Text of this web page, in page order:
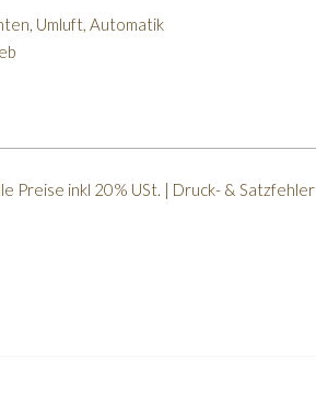
Umluft, Automatik
Preise inkl 20% USt. | Druck- & Satzfehler